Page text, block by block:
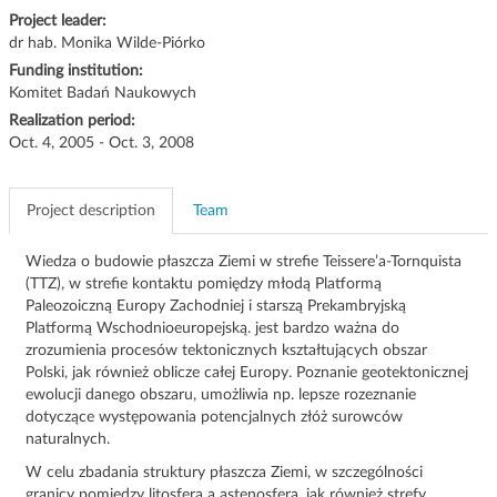
Project leader:
dr hab. Monika Wilde-Piórko
Funding institution:
Komitet Badań Naukowych
Realization period:
Oct. 4, 2005 - Oct. 3, 2008
Project description Team
Wiedza o budowie płaszcza Ziemi w strefie Teissere’a-Tornquista
(TTZ), w strefie kontaktu pomiędzy młodą Platformą
Paleozoiczną Europy Zachodniej i starszą Prekambryjską
Platformą Wschodnioeuropejską. jest bardzo ważna do
zrozumienia procesów tektonicznych kształtujących obszar
Polski, jak również oblicze całej Europy. Poznanie geotektonicznej
ewolucji danego obszaru, umożliwia np. lepsze rozeznanie
dotyczące występowania potencjalnych złóż surowców
naturalnych.
W celu zbadania struktury płaszcza Ziemi, w szczególności